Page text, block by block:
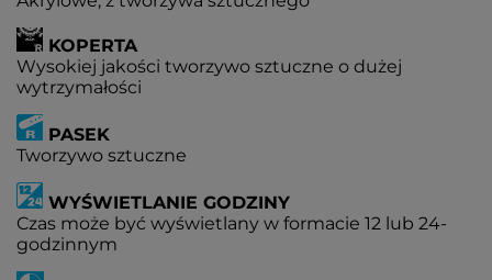
KOPERTA
Wysokiej jakości tworzywo sztuczne o dużej
wytrzymałości
PASEK
Tworzywo sztuczne
WYŚWIETLANIE GODZINY
Czas może być wyświetlany w formacie 12 lub 24-
godzinnym